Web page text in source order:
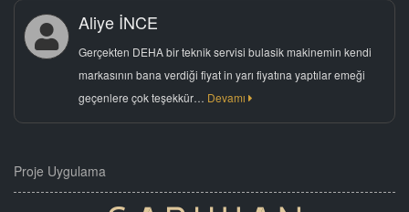
Aliye İNCE
Gerçekten DEHA bir teknik servisi bulasik makinemin kendi
markasının bana verdiği fiyat in yarı fiyatına yaptılar emeği
geçenlere çok teşekkür… Devamı
Proje Uygulama